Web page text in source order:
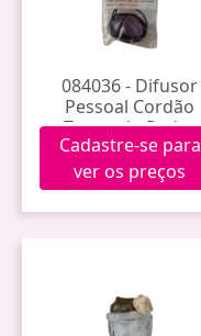
084036 - Difusor
Pessoal Cordão
Trançado Pedra
Rolada
Cadastre-se para
ver os preços